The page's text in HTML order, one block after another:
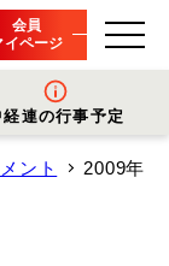
会員
イページ
ス
経連の行事予定
ント 2009年